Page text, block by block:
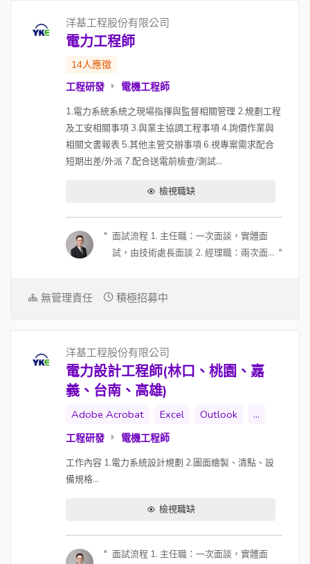
洋基工程股份有限公司
電力工程師
14人應徵
工程研發
電機工程師
1.電力系統系統之現場指揮與監督相關管理 2.規劃工程
及工安相關事項 3.與業主協調工程事項 4.詢價作業與
相關文書報表 5.其他主管交辦事項 6.視專案需求配合
短期出差/外派 7.配合送電前檢查/測試...
檢視職缺
面試流程 1. 主任職：一次面談，實體面
試，由技術處長面談 2. 經理職：兩次面
3. 可能會在面試中進行測驗，看人選狀
行程可配合) 薪酬福利 1. 有透明的升遷制
度 2. 每年都會有調薪的機制 (每年 12 月
確認隔年調整幅度)，如果入職滿一年或
將近一年就有機會調整 (入職過試用期也
有一次調整的可能性)，調整與否跟幅度
要看個人績效表現 3. 通常管理職待超過
會拿超過當初談的保證年薪 (看入職時
效)，所以通常他們的人進公司 3 年後就
無管理責任 積極招募中
洋基工程股份有限公司
電力設計工程師(林口、桃園、嘉
義、台南、高雄)
Adobe Acrobat Excel Outlook ...
工程研發 電機工程師
工作內容 1.電力系統設計規劃 2.圖面繪製、清點、設
備規格...
檢視職缺
面試流程 1. 主任職：一次面談，實體面